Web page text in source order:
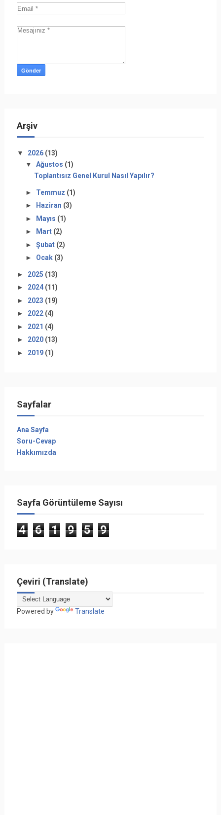
Arşiv
▼ 2026 (13)
▼ Ağustos (1)
Toplantısız Genel Kurul Nasıl Yapılır?
► Temmuz (1)
►
Haziran (3)
► Mayıs (1)
►
Mart (2)
► Şubat (2)
► Ocak (3)
► 2025 (13)
► 2024 (11)
► 2023 (19)
► 2022 (4)
► 2021 (4)
► 2020 (13)
► 2019 (1)
Sayfalar
Ana Sayfa
Soru-Cevap
Hakkımızda
Sayfa Görüntüleme Sayısı
4 6 1 9 5 9
Çeviri (Translate)
Powered by Translate